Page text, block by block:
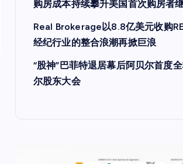
购房成本持续攀升美国首次购房者
Real Brokerage以8.8亿美元收购
经纪行业的整合浪潮再掀巨浪
“股神”巴菲特退居幕后阿贝尔首度
尔股东大会